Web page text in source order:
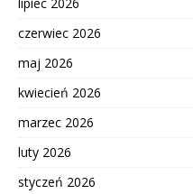
lipiec 2026
czerwiec 2026
maj 2026
kwiecień 2026
marzec 2026
luty 2026
styczeń 2026